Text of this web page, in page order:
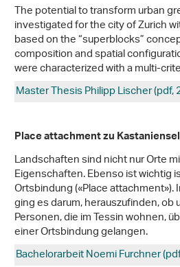
The potential to transform urban
investigated for the city of Zurich
based on the “superblocks”
composition and spatial
were characterized with a multi-
Master Thesis Philipp Lischer (pdf,
Place attachment zu
Landschaften sind nicht nur Orte
Eigenschaften. Ebenso ist wichtig
Ortsbindung («Place
ging es darum, herauszufinden, ob
Personen, die im Tessin wohnen,
einer Ortsbindung gelangen.
Bachelorarbeit Noemi Furchner